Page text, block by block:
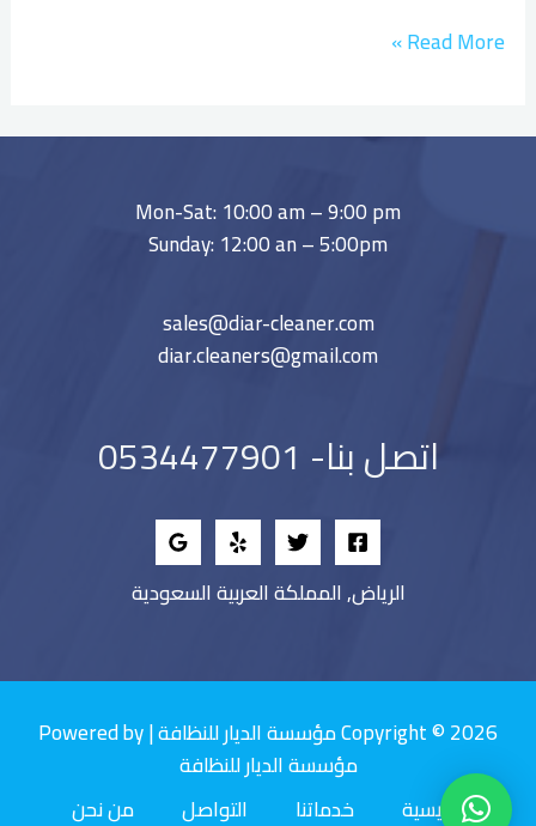
Read More »
Mon-Sat: 10:00 am – 9:00 pm
Sunday: 12:00 an – 5:00pm
sales@diar-cleaner.com
diar.cleaners@gmail.com
اتصل بنا- 0534477901
الرياض, المملكة العربية السعودية
Copyright © 2026 مؤسسة الديار للنظافة | Powered by
مؤسسة الديار للنظافة
الرئيسية
خدماتنا التواصل من نحن